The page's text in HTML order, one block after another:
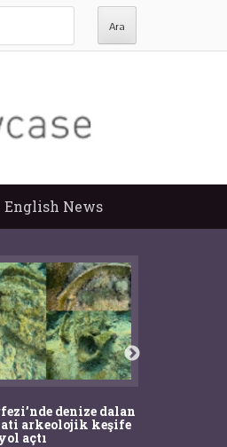
English News
denize dalan
arkeolojik keşife
açtı